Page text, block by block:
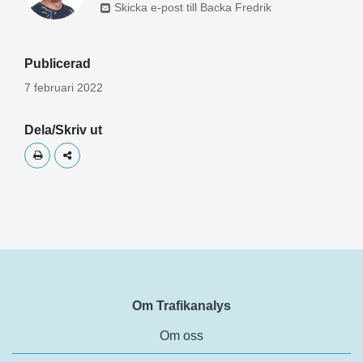
Skicka e-post till Backa Fredrik
Publicerad
7 februari 2022
Dela/Skriv ut
Skriv utDela
Om Trafikanalys
Om oss